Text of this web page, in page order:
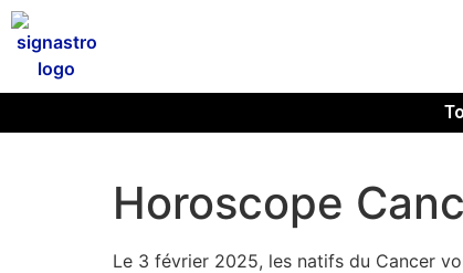
Horoscope
Le 3 février 2025, les natifs du Cancer